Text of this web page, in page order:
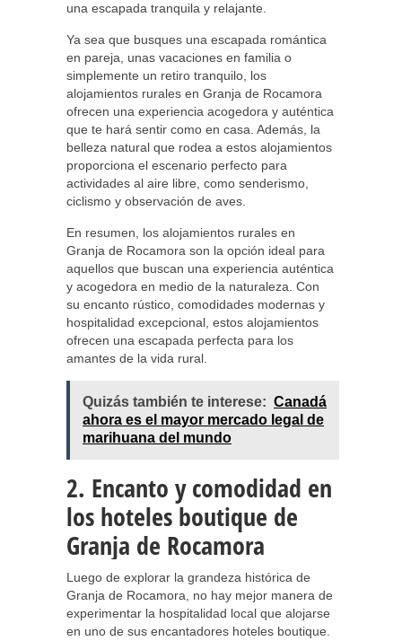
una escapada tranquila y relajante.
Ya sea que busques una escapada romántica
en pareja, unas vacaciones en familia o
simplemente un retiro tranquilo, los
alojamientos rurales en Granja de Rocamora
ofrecen una experiencia acogedora y auténtica
que te hará sentir como en casa. Además, la
belleza natural que rodea a estos alojamientos
proporciona el escenario perfecto para
actividades al aire libre, como senderismo,
ciclismo y observación de aves.
En resumen, los alojamientos rurales en
Granja de Rocamora son la opción ideal para
aquellos que buscan una experiencia auténtica
y acogedora en medio de la naturaleza. Con
su encanto rústico, comodidades modernas y
hospitalidad excepcional, estos alojamientos
ofrecen una escapada perfecta para los
amantes de la vida rural.
Quizás también te interese: Canadá
ahora es el mayor mercado legal de
marihuana del mundo
2. Encanto y comodidad en
los hoteles boutique de
Granja de Rocamora
Luego de explorar la grandeza histórica de
Granja de Rocamora, no hay mejor manera de
experimentar la hospitalidad local que alojarse
en uno de sus encantadores hoteles boutique.